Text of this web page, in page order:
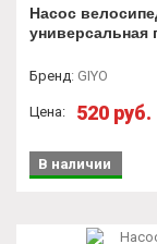
Насос
универсальная
Бренд: GIYO
Цена: 520 руб.
В наличии